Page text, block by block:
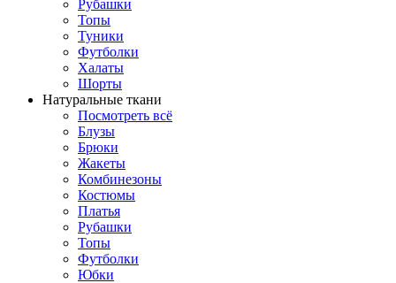
Рубашки
Топы
Туники
Футболки
Халаты
Шорты
Натуральные ткани
Посмотреть всё
Блузы
Брюки
Жакеты
Комбинезоны
Костюмы
Платья
Рубашки
Топы
Футболки
Юбки